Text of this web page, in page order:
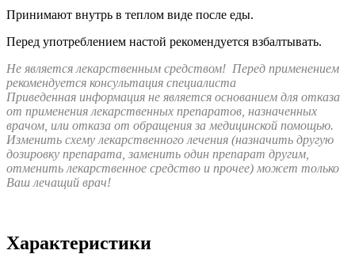
Принимают внутрь в теплом виде после еды.
Перед употреблением настой рекомендуется взбалтывать.
Не является лекарственным средством! Перед применением
рекомендуется консультация специалиста
Приведенная информация не является основанием для отказа
от применения лекарственных препаратов, назначенных
врачом, или отказа от обращения за медицинской помощью.
Изменить схему лекарственного лечения (назначить другую
дозировку препарата, заменить один препарат другим,
отменить лекарственное средство и прочее) может только
Ваш лечащий врач!
Характеристики